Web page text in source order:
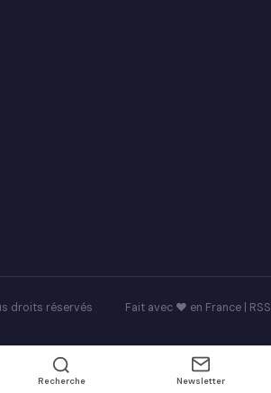
droits réservés Fait avec ♥ en France | RSS
Recherche Newsletter